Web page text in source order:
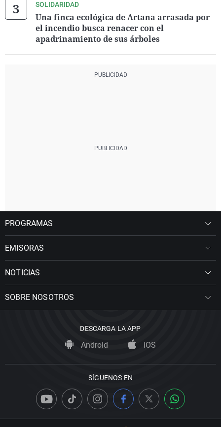
SOLIDARIDAD
Una finca ecológica de Artana arrasada por
el incendio busca renacer con el
apadrinamiento de sus árboles
PROGRAMAS
EMISORAS
NOTICIAS
SOBRE NOSOTROS
DESCARGA LA APP
Android iOS
SÍGUENOS EN